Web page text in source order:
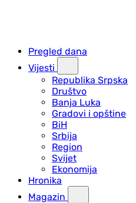
Pregled dana
Vijesti
Republika Srpska
Društvo
Banja Luka
Gradovi i opštine
BiH
Srbija
Region
Svijet
Ekonomija
Hronika
Magazin